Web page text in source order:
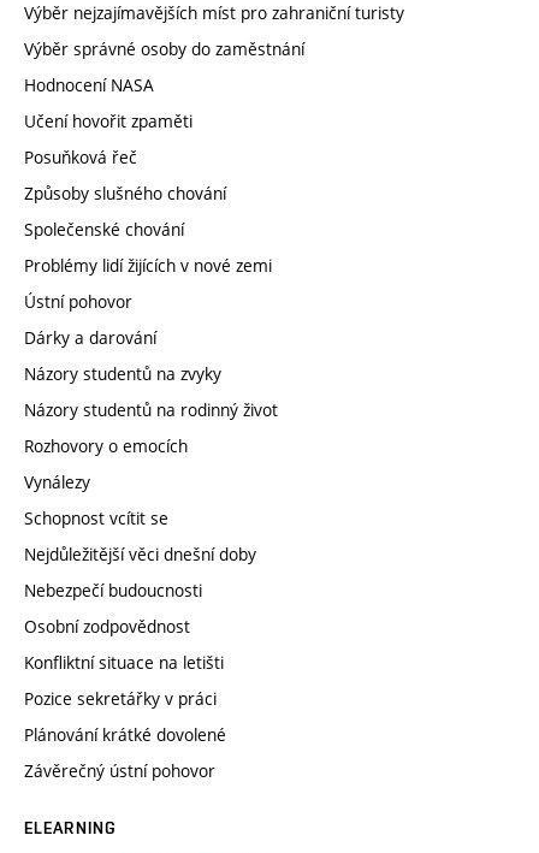
Výběr nejzajímavějších míst pro zahraniční turisty
Výběr správné osoby do zaměstnání
Hodnocení NASA
Učení hovořit zpaměti
Posuňková řeč
Způsoby slušného chování
Společenské chování
Problémy lidí žijících v nové zemi
Ústní pohovor
Dárky a darování
Názory studentů na zvyky
Názory studentů na rodinný život
Rozhovory o emocích
Vynálezy
Schopnost vcítit se
Nejdůležitější věci dnešní doby
Nebezpečí budoucnosti
Osobní zodpovědnost
Konfliktní situace na letišti
Pozice sekretářky v práci
Plánování krátké dovolené
Závěrečný ústní pohovor
ELEARNING